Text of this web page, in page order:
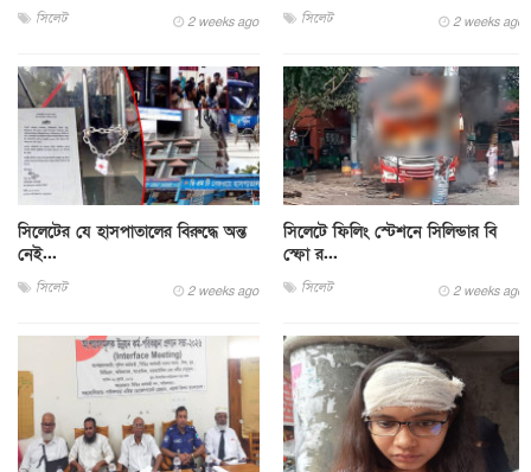
সিলেট 2 weeks ago সিলেট 2 weeks ago
সিলেটের যে হাসপাতালের বিরুদ্ধে অন্ত
নেই...
সিলেট 2 weeks ago
সিলেটে ফিলিং স্টেশনে সিলিন্ডার বি
স্ফো র...
সিলেট 2 weeks ago